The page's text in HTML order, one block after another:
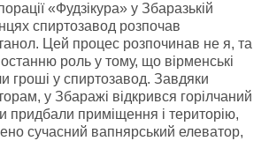
«Фудзікура» у Збаразькій
спиртозавод розпочав
Цей процес розпочинав не я, та
роль у тому, що вірменські
гроші у спиртозавод. Завдяки
у Збаражі відкрився горілчаний
придбали приміщення і територію,
сучасний вапнярський елеватор,